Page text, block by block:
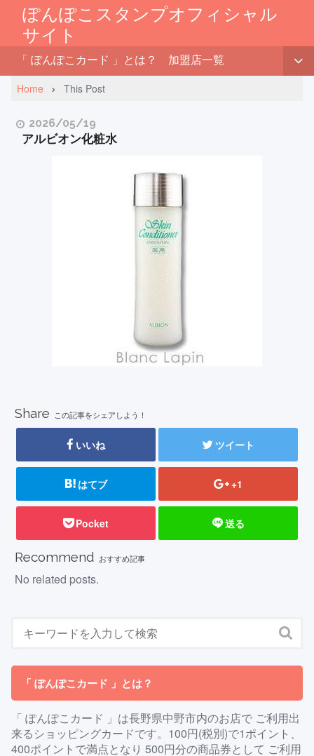
ぽんぽこスタンプオフィシャル
サイト
「 ぽんぽこカード 」とは？ 加盟店一覧
Home This Post
2026/05/19
アルビオン化粧水
Share この記事をシェアしよう！
いいね ツイート
はてブ +1
Pocket 送る
Recommend おすすめ記事
No related posts.
「 ぽんぽこカード 」とは？
「 ぽんぽこカード 」は長野県中野市内のお店で ご利用出
来るショッピングカードです。100円(税別)で1ポイント、
400ポイントで満点となり 500円分の商品券として ご利用